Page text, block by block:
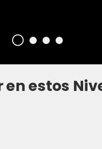
estos